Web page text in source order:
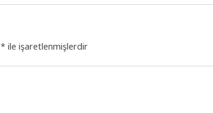
* ile işaretlenmişlerdir